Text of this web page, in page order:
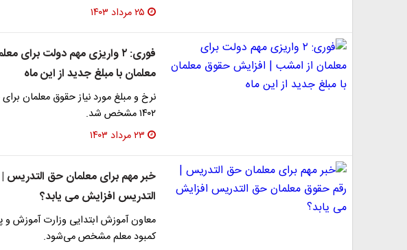
۲۵ مرداد ۱۴۰۳
فوری: ۲ واریزی مهم دولت
معلمان با مبلغ جدید از این ماه
نرخ و مبلغ مورد نیاز حقوق معلمان
۱۴۰۲ مشخص شد.
۲۳ مرداد ۱۴۰۳
خبر مهم برای معلمان حق
التدریس افزایش می یابد؟
کمبود معلم مشخص می‌شود.